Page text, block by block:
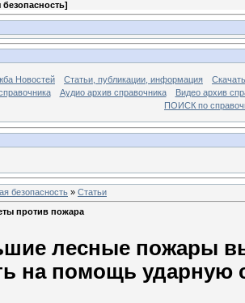
]
Новостей Статьи, публикации, информация
Аудио архив справочника
Видео архив
ПОИСК по
безопасность » Статьи
против пожара
лесные пожары
на помощь